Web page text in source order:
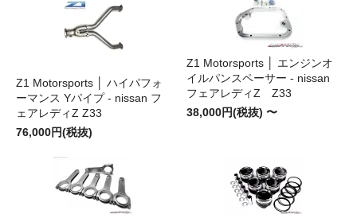
Z1 Motorsports │ ハイパフォ
ーマンス Yパイプ - nissan フ
ェアレディZ Z33
76,000円(税抜)
Z1 Motorsports │ エンジンオ
イルパンスペーサー - nissan
フェアレディZ Z33
38,000円(税抜) 〜